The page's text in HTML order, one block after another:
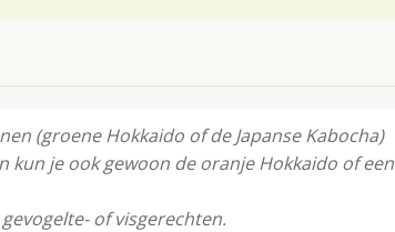
(groene Hokkaido of de Japanse Kabocha)
je ook gewoon de oranje Hokkaido of een
of visgerechten.